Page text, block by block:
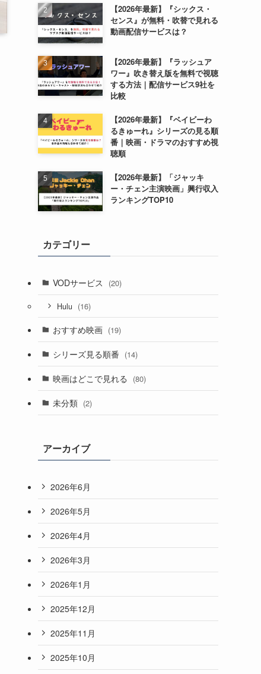
【2026年最新】『シックス・
センス』が無料・吹替で見れる
動画配信サービスは？
【2026年最新】『ラッシュア
ワー』吹き替え版を無料で視聴
する方法｜配信サービス9社を
比較
【2026年最新】『ベイビーわ
るきゅーれ』シリーズの見る順
番｜映画・ドラマのおすすめ視
聴順
【2026年最新】「ジャッキ
ー・チェン主演映画」興行収入
ランキングTOP10
カテゴリー
VODサービス (20)
Hulu (16)
おすすめ映画 (19)
シリーズ見る順番 (14)
映画はどこで見れる (80)
未分類 (2)
アーカイブ
2026年6月
2026年5月
2026年4月
2026年3月
2026年1月
2025年12月
2025年11月
2025年10月